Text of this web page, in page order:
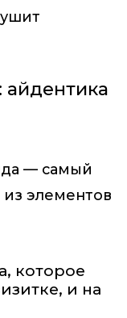
айдентика
— самый
элементов
которое
и на